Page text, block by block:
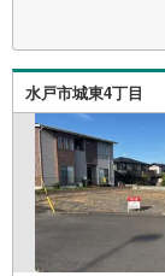
近所にはおいしい飲
＜SAZAIEが選ばれる
〇豊富な事業実績
土地や物件を仲介
注文住宅やリフォ
【この物件を検討さ
営業時間:午前10時
この時間帯はお電
お気軽にご連絡くだ
水戸市城東4丁目